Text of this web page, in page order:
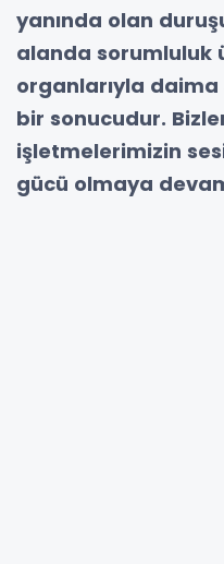
yanında olan
alanda sorumluluk
organlarıyla daima
bir sonucudur.
işletmelerimizin
gücü olmaya